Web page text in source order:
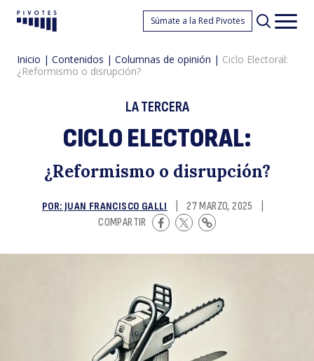
Pivotes Súmate a la Red Pivotes
Inicio | Contenidos | Columnas de opinión | Ciclo Electoral:
¿Reformismo o disrupción?
LA TERCERA
CICLO ELECTORAL:
¿Reformismo o disrupción?
POR: JUAN FRANCISCO GALLI 27 MARZO, 2025
COMPARTIR